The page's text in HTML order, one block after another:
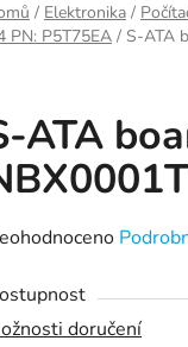
/ Elektronika /
PN: P5T75EA / S-ATA
ATA
doručení